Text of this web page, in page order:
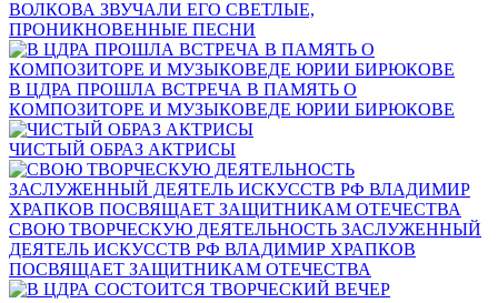
ВОЛКОВА ЗВУЧАЛИ ЕГО СВЕТЛЫЕ,
ПРОНИКНОВЕННЫЕ ПЕСНИ
В ЦДРА ПРОШЛА ВСТРЕЧА В ПАМЯТЬ О
КОМПОЗИТОРЕ И МУЗЫКОВЕДЕ ЮРИИ БИРЮКОВЕ
ЧИСТЫЙ ОБРАЗ АКТРИСЫ
СВОЮ ТВОРЧЕСКУЮ ДЕЯТЕЛЬНОСТЬ ЗАСЛУЖЕННЫЙ
ДЕЯТЕЛЬ ИСКУССТВ РФ ВЛАДИМИР ХРАПКОВ
ПОСВЯЩАЕТ ЗАЩИТНИКАМ ОТЕЧЕСТВА